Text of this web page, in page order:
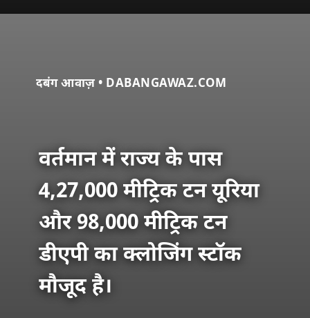
दबंग आवाज़ • DABANGAWAZ.COM
वर्तमान में राज्य के पास
4,27,000 मीट्रिक टन यूरिया
और 98,000 मीट्रिक टन
डीएपी का क्लोजिंग स्टॉक
मौजूद है।